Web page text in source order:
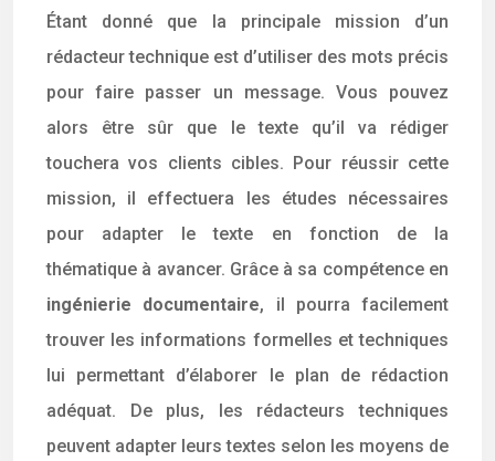
Étant donné que la principale mission d’un
rédacteur technique est d’utiliser des mots précis
pour faire passer un message. Vous pouvez
alors être sûr que le texte qu’il va rédiger
touchera vos clients cibles. Pour réussir cette
mission, il effectuera les études nécessaires
pour adapter le texte en fonction de la
thématique à avancer. Grâce à sa compétence en
ingénierie documentaire, il pourra facilement
trouver les informations formelles et techniques
lui permettant d’élaborer le plan de rédaction
adéquat. De plus, les rédacteurs techniques
peuvent adapter leurs textes selon les moyens de